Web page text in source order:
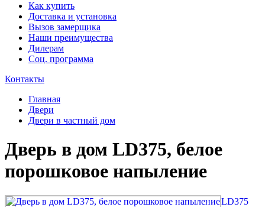
Как купить
Доставка и установка
Вызов замерщика
Наши преимущества
Дилерам
Соц. программа
Контакты
Главная
Двери
Двери в частный дом
Дверь в дом LD375, белое
порошковое напыление
LD375